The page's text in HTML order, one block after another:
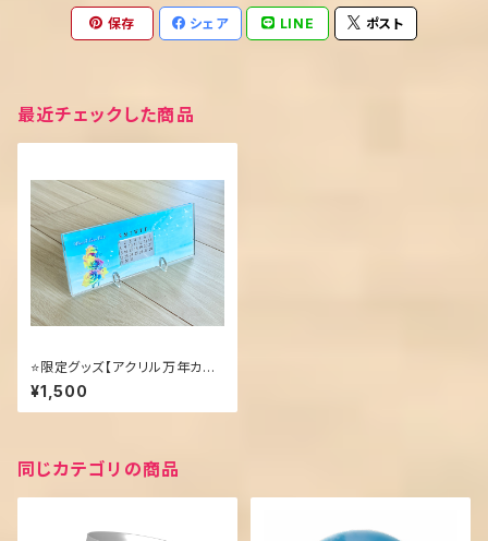
保存 シェア LINE ポスト
最近チェックした商品
⭐️限定グッズ【アクリル万年カレ
ンダー】レインボーローズ
¥1,500
同じカテゴリの商品